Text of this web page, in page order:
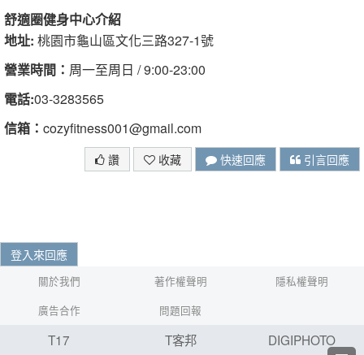
舒適圈健身中心介紹
地址: 桃園市龜山區文化三路327-1號
營業時間： 周一至周日 / 9:00-23:00
電話:03-3283565
信箱： cozyfitness001@gmail.com
讚 收藏 快速回應 引言回應
登入來回應
關於我們 著作權聲明
隱私權聲明
廣告合作
問題回報
T17 T客邦 DIGIPHOTO